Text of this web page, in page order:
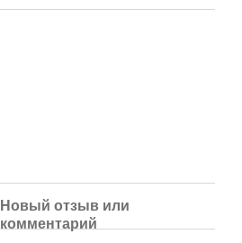
Новый отзыв или
комментарий